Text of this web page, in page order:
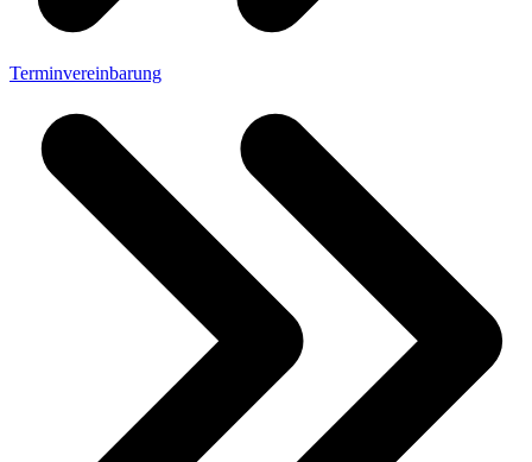
Terminvereinbarung